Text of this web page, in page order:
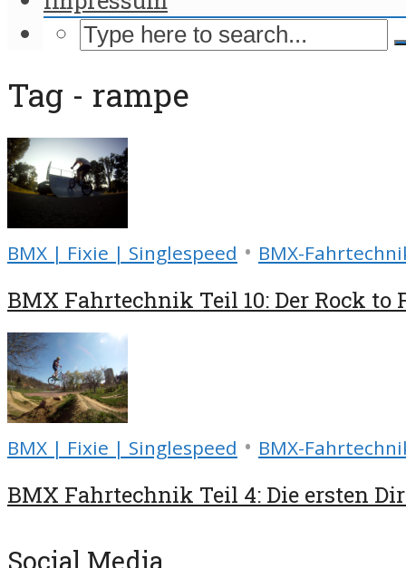
Tag - rampe
BMX | Fixie | Singlespeed • BMX-
BMX Fahrtechnik Teil 10: Der Rock to
BMX | Fixie | Singlespeed • BMX-
BMX Fahrtechnik Teil 4: Die ersten
Social Media